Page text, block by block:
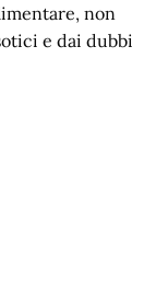
non
e dai dubbi